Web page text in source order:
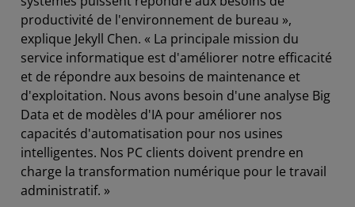
productivité de l'environnement de bureau »,
explique Jekyll Chen. « La principale mission du
service informatique est d'améliorer notre efficacité
et de répondre aux besoins de maintenance et
d'exploitation. Nous avons besoin d'une analyse Big
Data et de modèles d'IA pour améliorer nos
capacités d'automatisation pour nos usines
intelligentes. Nos PC clients doivent prendre en
charge la transformation numérique pour le travail
administratif. »